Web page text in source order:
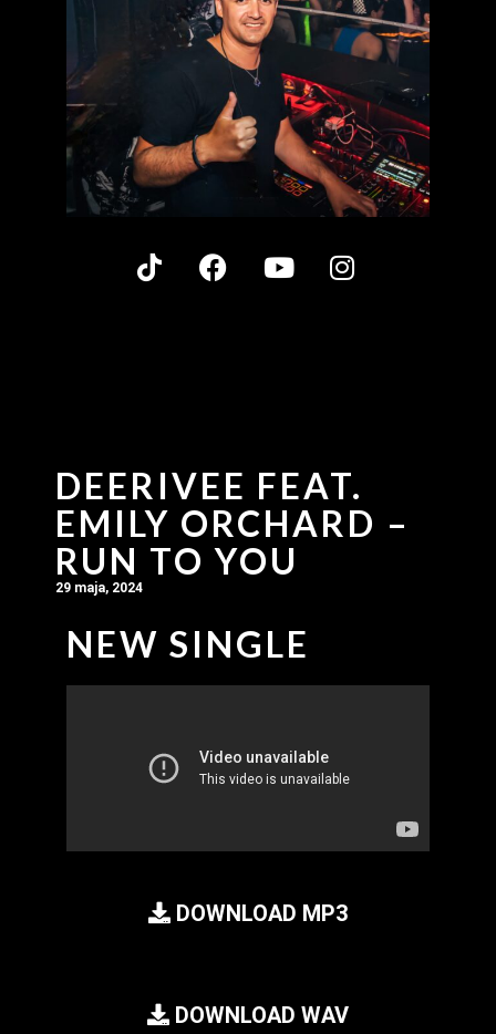
DEERIVEE FEAT.
EMILY ORCHARD –
RUN TO YOU
29 maja, 2024
NEW SINGLE
DOWNLOAD MP3
DOWNLOAD WAV